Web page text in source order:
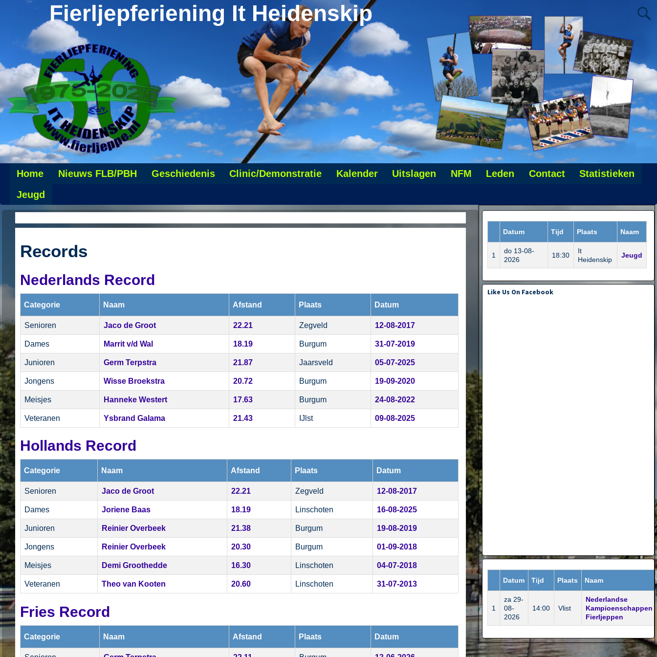
Fierljepferiening It Heidenskip
Home Nieuws FLB/PBH Geschiedenis Clinic/Demonstratie Kalender Uitslagen NFM Leden Contact
Statistieken
Jeugd
Records
Nederlands Record
Categorie Naam Afstand Plaats Datum
Senioren Jaco de Groot 22.21 Zegveld 12-08-2017
Dames Marrit v/d Wal 18.19 Burgum 31-07-2019
Junioren Germ Terpstra 21.87 Jaarsveld 05-07-2025
Jongens Wisse Broekstra 20.72 Burgum 19-09-2020
Meisjes Hanneke Westert 17.63 Burgum 24-08-2022
Veteranen Ysbrand Galama 21.43 IJlst 09-08-2025
Hollands Record
Categorie Naam Afstand Plaats Datum
Senioren Jaco de Groot 22.21 Zegveld 12-08-2017
Dames Joriene Baas 18.19 Linschoten 16-08-2025
Junioren Reinier Overbeek 21.38 Burgum 19-08-2019
Jongens Reinier Overbeek 20.30 Burgum 01-09-2018
Meisjes Demi Groothedde 16.30 Linschoten 04-07-2018
Veteranen Theo van Kooten 20.60 Linschoten 31-07-2013
Fries Record
Categorie Naam Afstand Plaats Datum
Datum Tijd Plaats Naam
1
do 13-08-
2026
18:30
It
Heidenskip
Jeugd
Like Us On Facebook
Datum Tijd Plaats Naam
1
za 29-
08-
2026
14:00 Vlist
Nederlandse
Kampioenschappen
Fierljeppen